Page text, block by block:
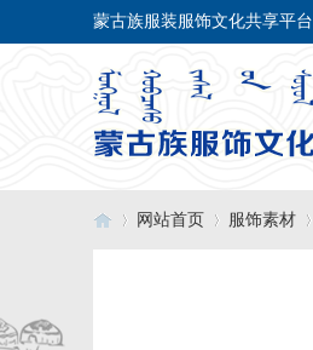
蒙古族服装服饰文化共享平台
网站首页 服饰素材